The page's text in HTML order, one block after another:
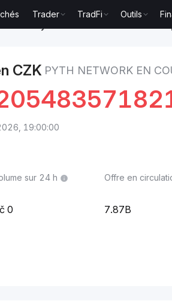
Trader TradFi Outils
CZK PYTH NETWORK EN
19:00:00
sur 24 h
0
Offre en
7.87B